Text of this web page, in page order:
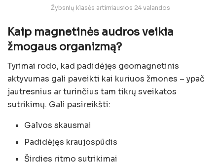
Žybsnių klasės artimiausios 24 valandos
Kaip magnetinės audros veikia
žmogaus organizmą?
Tyrimai rodo, kad padidėjęs geomagnetinis
aktyvumas gali paveikti kai kuriuos žmones – ypač
jautresnius ar turinčius tam tikrų sveikatos
sutrikimų. Gali pasireikšti:
Galvos skausmai
Padidėjęs kraujospūdis
Širdies ritmo sutrikimai